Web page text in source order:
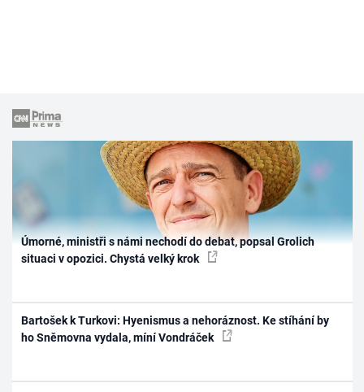
Úmorné, ministři s námi nechodí do debat, popsal Grolich
situaci v opozici. Chystá velký krok
Bartošek k Turkovi: Hyenismus a nehoráznost. Ke stíhání by
ho Sněmovna vydala, míní Vondráček